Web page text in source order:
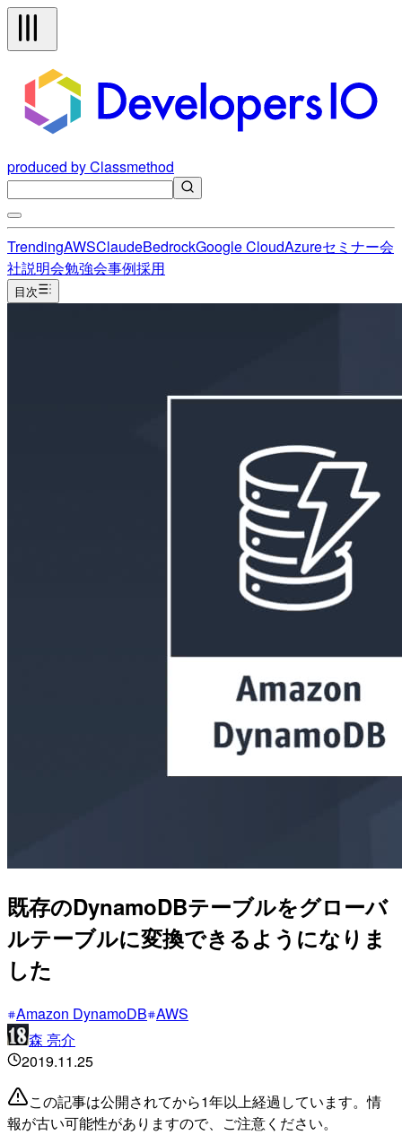
produced by Classmethod
TrendingAWSClaudeBedrockGoogle CloudAzureセミナー会
社説明会勉強会事例採用
目次
既存のDynamoDBテーブルをグローバ
ルテーブルに変換できるようになりま
した
Amazon DynamoDB AWS
森 亮介
2019.11.25
この記事は公開されてから1年以上経過しています。情
報が古い可能性がありますので、ご注意ください。